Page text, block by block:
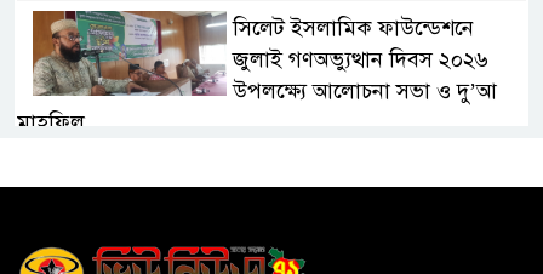
সিলেট ইসলামিক ফাউন্ডেশনে
জুলাই গণঅভ্যুত্থান দিবস ২০২৬
উপলক্ষ্যে আলোচনা সভা ও দু’আ
মাহফিল
পরিবেশ রক্ষায় ব্যক্তিগত উদ্যোগ
বিভাগীয় কমিশনার